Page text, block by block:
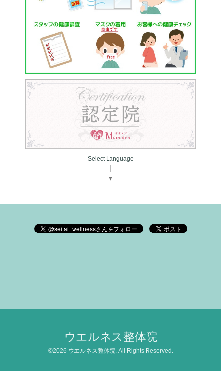
Select Language
▼
ウエルネス整体院
©2026 ウエルネス整体院. All Rights Reserved.